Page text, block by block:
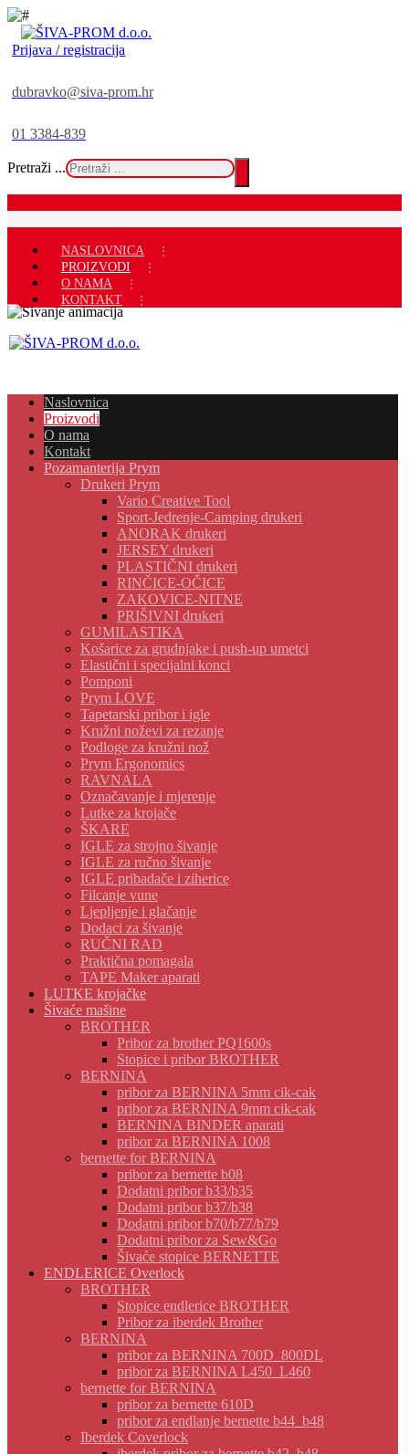
Prijava / registracija
dubravko@siva-prom.hr
01 3384-839
Pretraži ...
NASLOVNICA
PROIZVODI
O NAMA
KONTAKT
Naslovnica
Proizvodi
O nama
Kontakt
Pozamanterija Prym
Drukeri Prym
Vario Creative Tool
Sport-Jedrenje-Camping drukeri
ANORAK drukeri
JERSEY drukeri
PLASTIČNI drukeri
RINČICE-OČICE
ZAKOVICE-NITNE
PRIŠIVNI drukeri
GUMILASTIKA
Košarice za grudnjake i push-up umetci
Elastični i specijalni konci
Pomponi
Prym LOVE
Tapetarski pribor i igle
Kružni noževi za rezanje
Podloge za kružni nož
Prym Ergonomics
RAVNALA
Označavanje i mjerenje
Lutke za krojače
ŠKARE
IGLE za strojno šivanje
IGLE za ručno šivanje
IGLE pribadače i ziherice
Filcanje vune
Ljepljenje i glačanje
Dodaci za šivanje
RUČNI RAD
Praktična pomagala
TAPE Maker aparati
LUTKE krojačke
Šivaće mašine
BROTHER
Pribor za brother PQ1600s
Stopice i pribor BROTHER
BERNINA
pribor za BERNINA 5mm cik-cak
pribor za BERNINA 9mm cik-cak
BERNINA BINDER aparati
pribor za BERNINA 1008
bernette for BERNINA
pribor za bernette b08
Dodatni pribor b33/b35
Dodatni pribor b37/b38
Dodatni pribor b70/b77/b79
Dodatni pribor za Sew&Go
Šivaće stopice BERNETTE
ENDLERICE Overlock
BROTHER
Stopice endlerice BROTHER
Pribor za iberdek Brother
BERNINA
pribor za BERNINA 700D_800DL
pribor za BERNINA L450_L460
bernette for BERNINA
pribor za bernette 610D
pribor za endlanje bernette b44_b48
Iberdek Coverlock